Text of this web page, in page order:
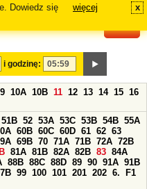
Dowiedz się
więcej x
i godzinę:
9 10A 10B 11 12 13 14 15 16
51B 52 53A 53C 53B 54B 55A
60B 60C 60D 61 62 63
69B 70 71A 71B 72A 72B
81A 81B 82A 82B 83 84A
88B 88C 88D 89 90 91A 91B
99 100 101 201 202 6.
F1